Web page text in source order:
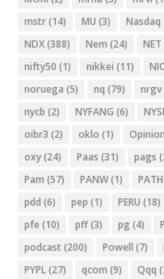
mstr(14) MU (3) Nasdaq
NDX(388) Nem (24) NET
nifty50 (1) nikkei (11)
noruega (5) nq (79) nrgv
nycb (2) NYFANG (6)
oibr3 (2) oklo (1) Opinion
oxy(24) Paas (31) pags
Pam (57) PANW(1) PATH
pdd (6) pep (1) PERU (18)
pfe (10) pff(3) pg (4)
podcast (200) Powell (7)
PYPL(27) qcom (9) Qqq